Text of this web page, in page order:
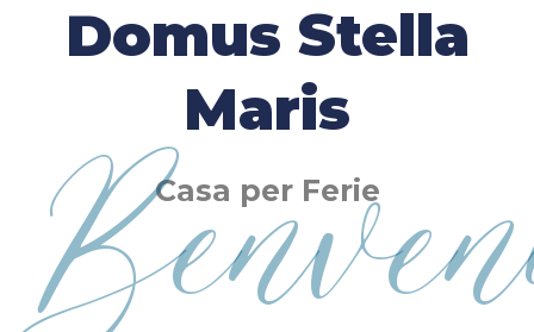
Domus Stella
Maris
Casa per Ferie